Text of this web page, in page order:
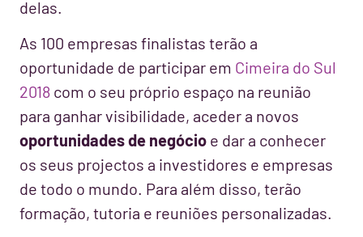
delas.
As 100 empresas finalistas terão a
oportunidade de participar em Cimeira do Sul
2018 com o seu próprio espaço na reunião
para ganhar visibilidade, aceder a novos
oportunidades de negócio e dar a conhecer
os seus projectos a investidores e empresas
de todo o mundo. Para além disso, terão
formação, tutoria e reuniões personalizadas.